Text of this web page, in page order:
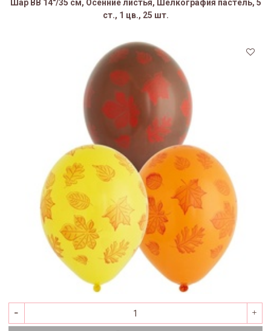
Шар ВВ 14"/35 см, Осенние листья, Шелкография пастель, 5
ст., 1 цв., 25 шт.